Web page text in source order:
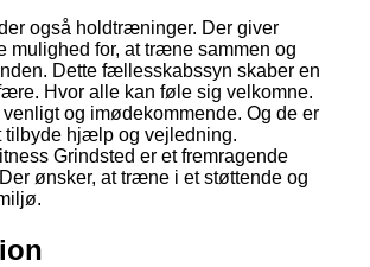
også holdtræninger. Der giver
mulighed for, at træne sammen og
Dette fællesskabssyn skaber en
Hvor alle kan føle sig velkomne.
og imødekommende. Og de er
tilbyde hjælp og vejledning.
Grindsted er et fremragende
ønsker, at træne i et støttende og